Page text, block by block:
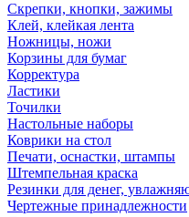
Скрепки, кнопки, зажимы
Клей, клейкая лента
Ножницы, ножи
Корзины для бумаг
Корректура
Ластики
Точилки
Настольные наборы
Коврики на стол
Печати, оснастки, штампы
Штемпельная краска
Резинки для денег,
Чертежные принадлежности